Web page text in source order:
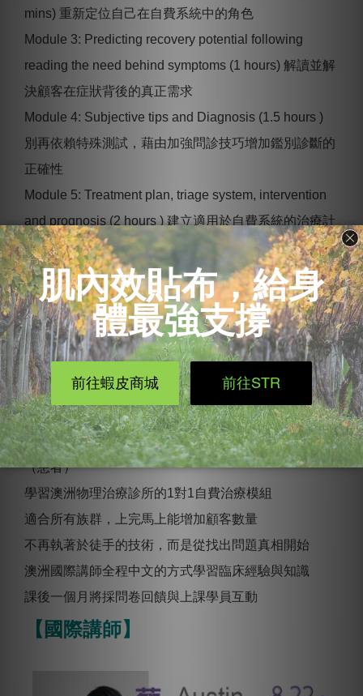
mins) 重新定位⾃⼰在⾃費系統中的⾓⾊
Module 3: Predicting recovery potential following
reading the need behind symptoms (1 hours) 解讀並解
決顧客在症狀背後的真正需求
Module 4: Subjective tips and Diagnosis (1.5 hours )
別再依賴特殊測試，藉由加強問診技巧增加鑑別診斷的
正確性
Module 5: Treatment plan, triage system, intervention
and prognosis (2 hours ) 建立適⽤於⾃費系統的治療計
畫：從預後分析開始
Module 6 : Advanced case conference following EBP’s
recommendations (1 hour) 如何將效能思維應⽤在實際
的個案中
【課程優勢】
物理治療師學分 (申請中)
運動防護員學分 (申請中)
針對臨床推理的線上課程，讓你用不同的世界看顧客
（患者）
學習澳洲物理治療診所的1對1自費治療模組
適合所有族群，上完馬上能增加顧客數量
不再執著於徒手的技術，而是從找出問題真相開始
澳洲國際講師全程中文的方式學習臨床經驗與知識
課後一個月將採問卷回饋與上課學員互動
【國際講師】